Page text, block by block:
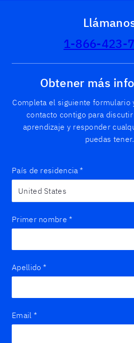
1-866-423-
Obtener más
Completa el siguiente formulario
contacto contigo para
aprendizaje y responder
puedas tener.
País de residencia *
Primer nombre *
Apellido *
Email *